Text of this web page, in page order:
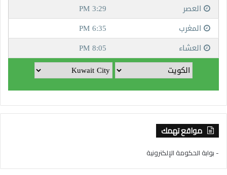
مواقع تهمك
- بوابة الحكومة الإلكترونية